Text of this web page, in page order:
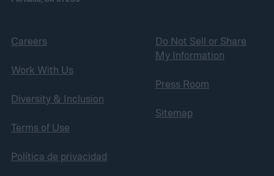
Careers
Work With Us
Diversity & Inclusion
Terms of Use
Política de privacidad
Do Not Sell or Share
My Information
Press Room
Sitemap